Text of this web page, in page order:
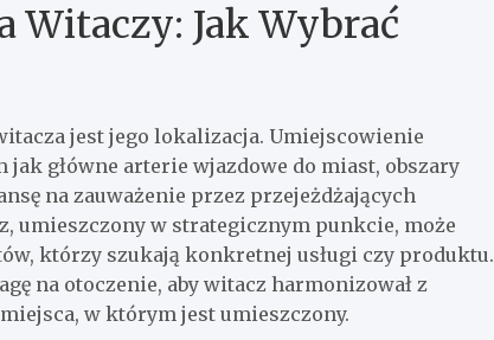
Witaczy: Jak Wybrać
jest jego lokalizacja. Umiejscowienie
główne arterie wjazdowe do miast, obszary
na zauważenie przez przejeżdżających
umieszczony w strategicznym punkcie, może
którzy szukają konkretnej usługi czy produktu.
na otoczenie, aby witacz harmonizował z
w którym jest umieszczony.